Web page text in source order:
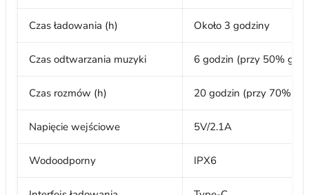
Czas ładowania (h) Około 3 godziny
Czas odtwarzania muzyki 6 godzin (przy 50%
Czas rozmów (h) 20 godzin (przy 70%
Napięcie wejściowe 5V/2.1A
Wodoodporny IPX6